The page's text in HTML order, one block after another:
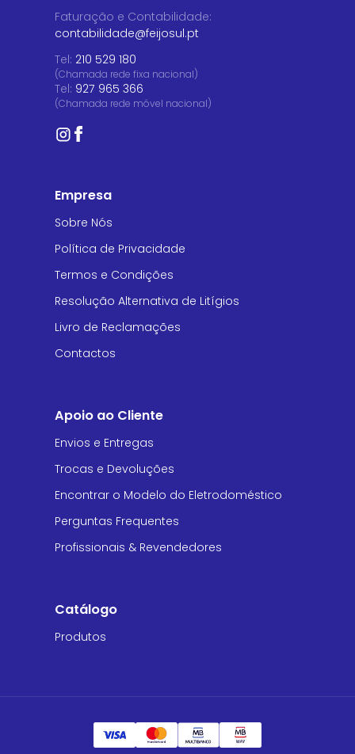
Faturação e Contabilidade:
contabilidade@feijosul.pt
Tel: 210 529 180
(Chamada rede fixa nacional)
Tel: 927 965 366
(Chamada rede móvel nacional)
Empresa
Sobre Nós
Política de Privacidade
Termos e Condições
Resolução Alternativa de Litígios
Livro de Reclamações
Contactos
Apoio ao Cliente
Envios e Entregas
Trocas e Devoluções
Encontrar o Modelo do Eletrodoméstico
Perguntas Frequentes
Profissionais & Revendedores
Catálogo
Produtos